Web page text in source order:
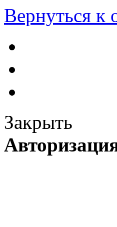
Вернуться к
Закрыть